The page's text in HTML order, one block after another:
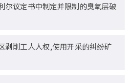
尔议定书中制定并限制的臭氧层破
剥削工人人权,使用开采的纠纷矿